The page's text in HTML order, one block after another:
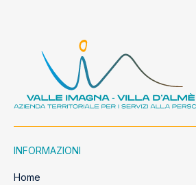
INFORMAZIONI
Home